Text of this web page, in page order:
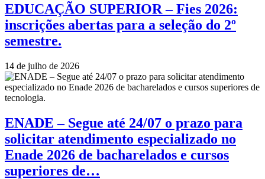
EDUCAÇÃO SUPERIOR – Fies 2026:
inscrições abertas para a seleção do 2º
semestre.
14 de julho de 2026
ENADE – Segue até 24/07 o prazo para
solicitar atendimento especializado no
Enade 2026 de bacharelados e cursos
superiores de…